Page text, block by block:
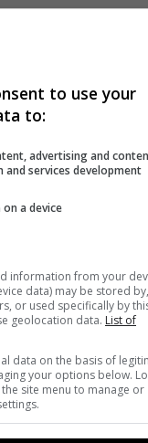
to use your
to:
advertising and
and services development
a device
information from your
data) may be stored by,
or used specifically by
geolocation data. List of
data on the basis of
your options below.
site menu to manage or